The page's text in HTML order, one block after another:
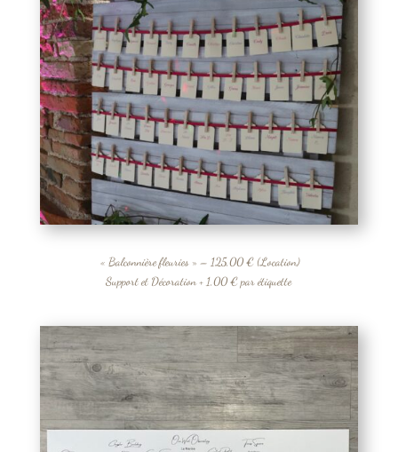
« Balconnière fleuries » – 125,00 € (Location)
Support et Décoration + 1,00 € par étiquette